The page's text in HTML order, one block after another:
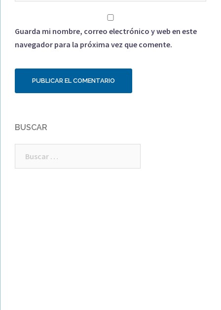
Guarda mi nombre, correo electrónico y web en este
navegador para la próxima vez que comente.
BUSCAR